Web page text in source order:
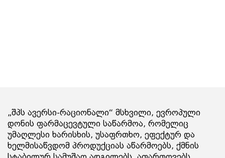
„შპს ავერსი-რაციონალი“ მსხვილი, ევროპული
დონის ფარმაცევტული საწარმოა, რომელიც
უმაღლესი ხარისხის, უსაფრთხო, ეფექტურ და
ხელმისაწვდომ პროდუქციას აწარმოებს, ქმნის